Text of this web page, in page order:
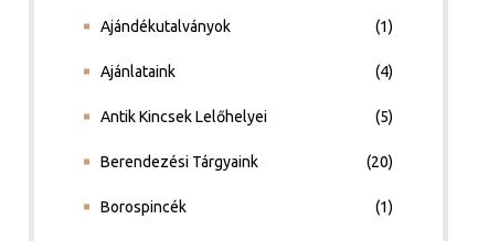
Ajándékutalványok (1)
Ajánlataink (4)
Antik Kincsek Lelőhelyei (5)
Berendezési Tárgyaink (20)
Borospincék (1)